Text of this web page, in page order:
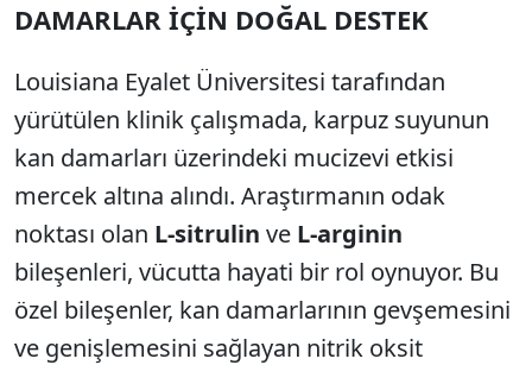
DAMARLAR İÇİN DOĞAL DESTEK
Louisiana Eyalet Üniversitesi tarafından
yürütülen klinik çalışmada, karpuz suyunun
kan damarları üzerindeki mucizevi etkisi
mercek altına alındı. Araştırmanın odak
noktası olan L-sitrulin ve L-arginin
bileşenleri, vücutta hayati bir rol oynuyor. Bu
özel bileşenler, kan damarlarının gevşemesini
ve genişlemesini sağlayan nitrik oksit